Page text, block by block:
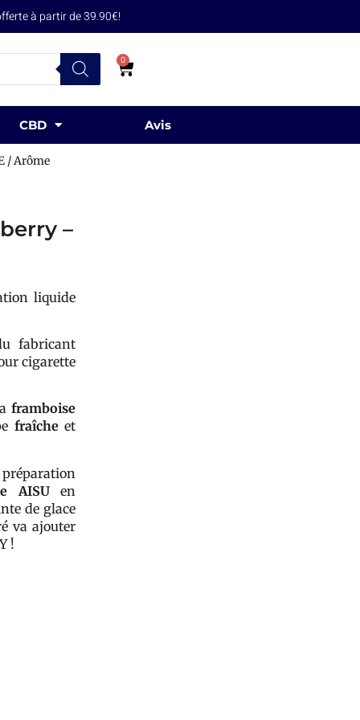
à partir de 39.90€!
0
CBD Avis
/ Arôme
–
liquide
fabricant
cigarette
framboise
fraîcheet
AISUen
de glace
va ajouter
!